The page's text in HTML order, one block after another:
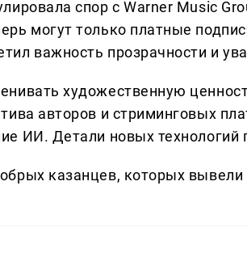
спор с Warner Music
могут только платные
важность прозрачности и
художественную
авторов и стриминговых
ИИ. Детали новых технологий
казанцев, которых вывели